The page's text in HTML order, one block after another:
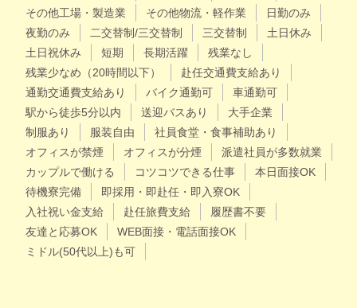
その他工場・製造業
その他物流・軽作業
日勤のみ
夜勤のみ
二交替制/三交替制 三交替制
土日休み
土日祝休み
短期 長期活躍
残業なし
残業少なめ（20時間以下）
赴任交通費支給あり
通勤交通費支給あり
バイク通勤可
車通勤可
駅から徒歩5分以内
送迎バスあり
大手企業
制服あり
服装自由
社員食堂・食事補助あり
オフィスが禁煙
オフィスが分煙
派遣社員が多数就業
カップルで働ける
コツコツできる仕事
本日面接OK
待機寮完備
即採用・即赴任・即入寮OK
入社祝い金支給
赴任旅費支給
履歴書不要
友達と応募OK
WEB面接・電話面接OK
ミドル(50代以上)も可